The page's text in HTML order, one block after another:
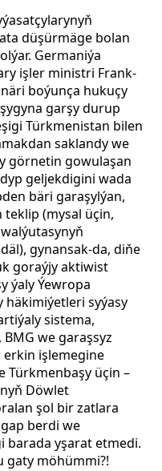
düşürmäge bolan
Germaniýa
işler ministri Frank-
boýunça hukuçy
garşy durup
Türkmenistan bilen
saklandy we
görnetin gowulaşan
geljekdigini wada
bäri garaşylýan,
teklip(mysal üçin,
gynansak-da, diňe
goraýjy aktiwist
ýaly Ýewropa
häkimiýetleri syýasy
sistema,
we garaşsyz
işlemegine
Türkmenbaşy üçin –
Döwlet
şol bir zatlara
berdi we
baradayşarat etmedi.
gaty möhümmi?!